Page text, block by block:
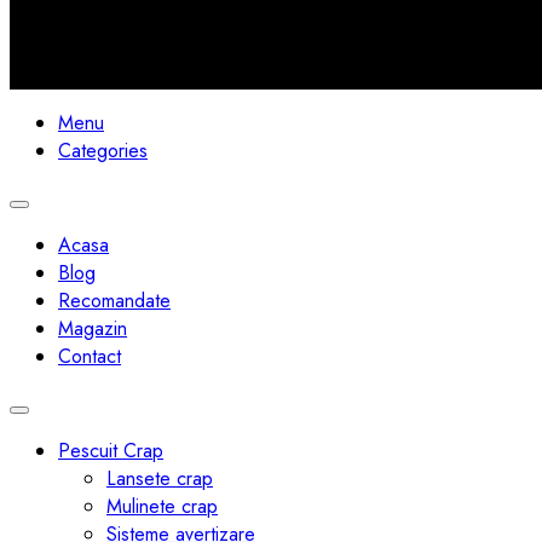
Menu
Categories
Toggle
navigation
Acasa
Blog
Recomandate
Magazin
Contact
Toggle
navigationPescuit Crap
Lansete crap
Mulinete crap
Sisteme avertizare